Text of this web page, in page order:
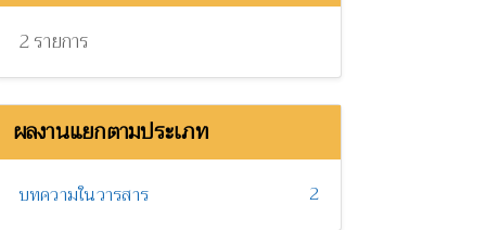
2 รายการ
ผลงานแยกตามประเภท
บทความในวารสาร 2